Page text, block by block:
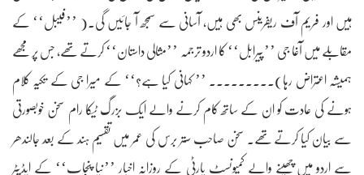
ہیں اور فریم آف ریفرینس بھی ہیں، آسانی سے سمجھ آ جائیں گی۔( ’’فیبل‘‘ کے
مقابلے میں آغا جی ’’پیرابل‘‘ کا اردو ترجمہ ’’مثالی داستان‘‘ کرتے تھے، جس پر مجھے
ہمیشہ اعتراض رہا)۔۔۔۔۔۔۔۔۔ ’’ کہانی کیا ہے؟‘‘ کے میرا جی کے تکیہ کلام
ہونے کی عادت کو ان کے ساتھ کام کرنے والے ایک بزرگ ٹیکا رام سخن خوبصورتی
سے بیان کیا کرتے تھے۔ سخن صاحب ستر برس کی عمر میں تقسیم ہند کے بعد جالندھر
سے اردو میں چھپنے والے کمیونسٹ پارٹی کے روزانہ اخبار ’’نیا پنجاب‘‘ کے ایڈیٹر